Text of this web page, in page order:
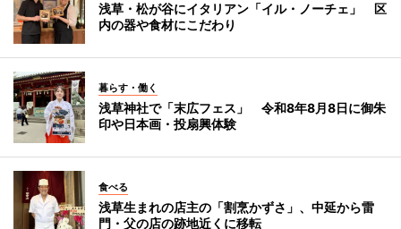
浅草・松が谷にイタリアン「イル・ノーチェ」 区
内の器や食材にこだわり
暮らす・働く
浅草神社で「末広フェス」 令和8年8月8日に御朱
印や日本画・投扇興体験
食べる
浅草生まれの店主の「割烹かずさ」、中延から雷
門・父の店の跡地近くに移転